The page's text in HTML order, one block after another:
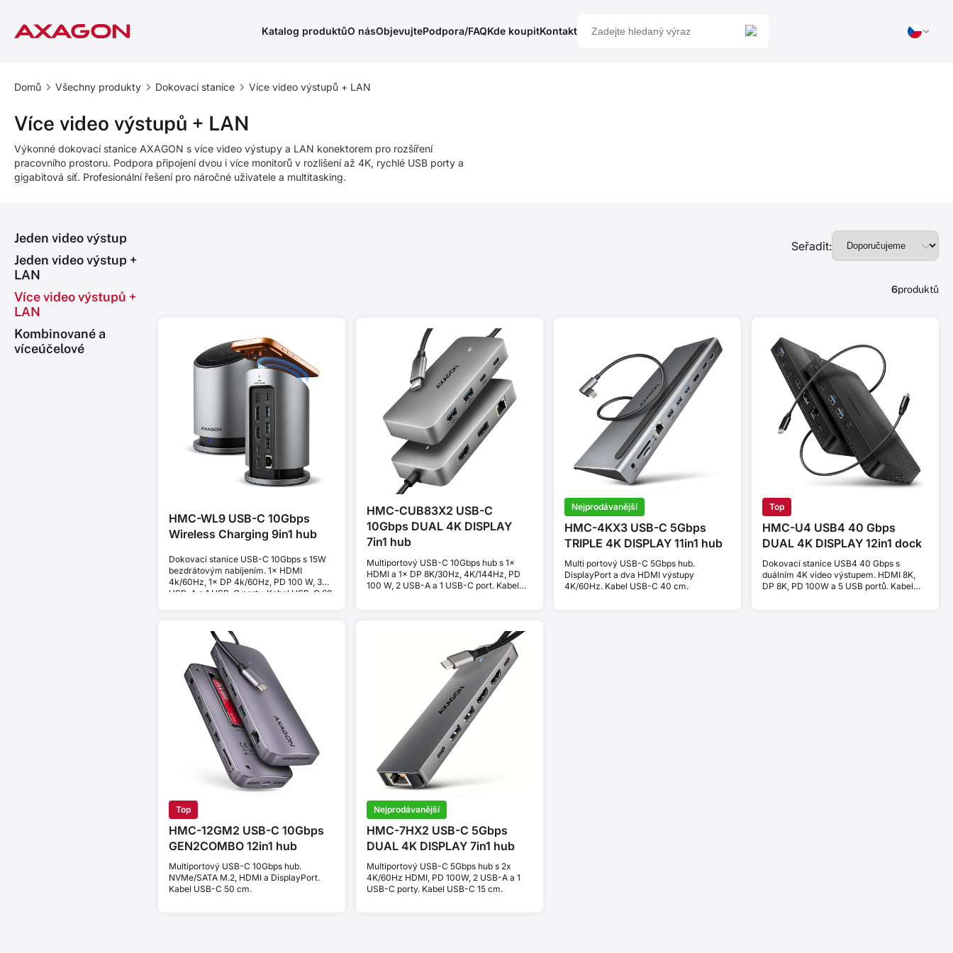
Katalog produktůO násObjevujtePodpora/FAQKde koupitKontakt
Domů Všechny produkty Dokovací stanice Více video výstupů + LAN
Více video výstupů + LAN
Výkonné dokovací stanice AXAGON s více video výstupy a LAN konektorem pro rozšíření
pracovního prostoru. Podpora připojení dvou i více monitorů v rozlišení až 4K, rychlé USB porty a
gigabitová síť. Profesionální řešení pro náročné uživatele a multitasking.
Jeden video výstup
Jeden video výstup +
LAN
Více video výstupů +
LAN
Kombinované a
víceúčelové
Seřadit:
6produktů
HMC-WL9 USB-C 10Gbps
Wireless Charging 9in1 hub
Dokovací stanice USB-C 10Gbps s 15W
bezdrátovým nabíjením. 1× HDMI
4k/60Hz, 1× DP 4k/60Hz, PD 100 W, 3
USB-A a 1 USB-C porty. Kabel USB-C 60
HMC-CUB83X2 USB-C
10Gbps DUAL 4K DISPLAY
7in1 hub
Multiportový USB-C 10Gbps hub s 1×
HDMI a 1× DP 8K/30Hz, 4K/144Hz, PD
100 W, 2 USB-A a 1 USB-C port. Kabel
Nejprodávanější
HMC-4KX3 USB-C 5Gbps
TRIPLE 4K DISPLAY 11in1 hub
Multi portový USB-C 5Gbps hub.
DisplayPort a dva HDMI výstupy
4K/60Hz. Kabel USB-C 40 cm.
Top
HMC-U4 USB4 40 Gbps
DUAL 4K DISPLAY 12in1 dock
Dokovací stanice USB4 40 Gbps s
duálním 4K video výstupem. HDMI 8K,
DP 8K, PD 100W a 5 USB portů. Kabel
Top
HMC-12GM2 USB-C 10Gbps
GEN2COMBO 12in1 hub
Multiportový USB-C 10Gbps hub.
NVMe/SATA M.2, HDMI a DisplayPort.
Kabel USB-C 50 cm.
Nejprodávanější
HMC-7HX2 USB-C 5Gbps
DUAL 4K DISPLAY 7in1 hub
Multiportový USB-C 5Gbps hub s 2x
4K/60Hz HDMI, PD 100W, 2 USB-A a 1
USB-C porty. Kabel USB-C 15 cm.